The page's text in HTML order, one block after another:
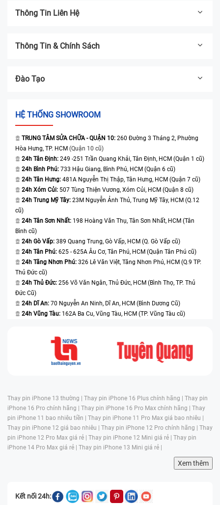
Thông Tin Liên Hệ
Thông Tin & Chính Sách
Đào Tạo
HỆ THỐNG SHOWROOM
TRUNG TÂM SỬA CHỮA - QUẬN 10: 260 Đường 3 Tháng 2, Phường
Hòa Hưng, TP. HCM (Quận 10 cũ)
24h Tân Định: 249 -251 Trần Quang Khải, Tân Định, HCM (Quận 1 cũ)
24h Bình Phú: 733 Hậu Giang, Bình Phú, HCM (Quận 6 cũ)
24h Tân Hưng: 481A Nguyễn Thị Thập, Tân Hưng, HCM (Quận 7 cũ)
24h Xóm Củi: 507 Tùng Thiện Vương, Xóm Củi, HCM (Quận 8 cũ)
24h Trung Mỹ Tây: 23M Nguyễn Ảnh Thủ, Trung Mỹ Tây, HCM (Q.12
cũ)
24h Tân Sơn Nhất: 198 Hoàng Văn Thụ, Tân Sơn Nhất, HCM (Tân
Bình cũ)
24h Gò Vấp: 389 Quang Trung, Gò Vấp, HCM (Q. Gò Vấp cũ)
24h Tân Phú: 625 - 625A Âu Cơ, Tân Phú, HCM (Quận Tân Phú cũ)
24h Tăng Nhơn Phú: 326 Lê Văn Việt, Tăng Nhơn Phú, HCM (Q.9 TP.
Thủ Đức cũ)
24h Thủ Đức: 256 Võ Văn Ngân, Thủ Đức, HCM (Bình Thọ, TP. Thủ
Đức Cũ)
24h Dĩ An: 70 Nguyễn An Ninh, Dĩ An, HCM (Bình Dương Cũ)
24h Vũng Tàu: 162A Ba Cu, Vũng Tàu, HCM (TP. Vũng Tàu cũ)
Thay pin iPhone 13 thường | Thay pin iPhone 16 Plus chính hãng | Thay pin
iPhone 16 Pro chính hãng | Thay pin iPhone 16 Pro Max chính hãng | Thay
pin iPhone 11 bao nhiêu tiền | Thay pin iPhone 11 Pro Max giá bao nhiêu |
Thay pin iPhone 12 giá bao nhiêu | Thay pin iPhone 12 Pro chính hãng | Thay
pin iPhone 12 Pro Max giá rẻ | Thay pin iPhone 12 Mini giá rẻ | Thay pin
iPhone 14 Pro Max giá rẻ | Thay pin iPhone 13 Mini giá rẻ |
Xem thêm
Kết nối 24h: